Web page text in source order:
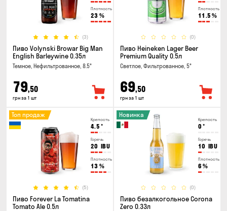
Плотность
23 %
(3)
Пиво Volynski Browar Big Man
English Barleywine 0.35л
Темное, Нефильтрованное, 8.5°
79,50
грн за 1 шт
Плотность
11.5 %
(0)
Пиво Heineken Lager Beer
Premium Quality 0.5л
Светлое, Фильтрованное, 5°
69,50
грн за 1 шт
Крепость
4.5 °
Горечь
20 IBU
Плотность
13 %
(5)
Топ продаж
Пиво Forever La Tomatina
Tomato Ale 0.5л
Крепость
0 °
Горечь
10 IBU
Плотность
6 %
(0)
Новинка
Пиво безалкогольное Corona
Zero 0.33л